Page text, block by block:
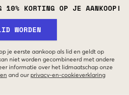
KORTING OP JE AANKOOP!
WORDEN
je eerste aankoop als lid en geldt op
niet worden gecombineerd met andere
informatie over het lidmaatschap onze
and our privacy-en-cookieverklaring